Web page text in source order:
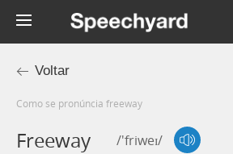
Voltar
Como se pronúncia freeway
Freeway /'friweɪ/